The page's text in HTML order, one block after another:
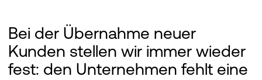
Bei der Übernahme neuer
Kunden stellen wir immer wieder
fest: den Unternehmen fehlt eine